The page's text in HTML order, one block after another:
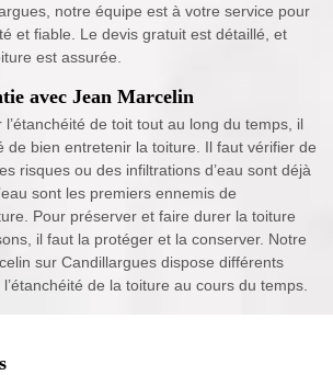
notre équipe est à votre service pour
et fiable. Le devis gratuit est détaillé, et
est assurée.
avec Jean Marcelin
de toit tout au long du temps, il
de bien entretenir la toiture. Il faut vérifier de
risques ou des infiltrations d’eau sont déjà
sont les premiers ennemis de
Pour préserver et faire durer la toiture
il faut la protéger et la conserver. Notre
sur Candillargues dispose différents
de la toiture au cours du temps.